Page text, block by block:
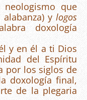
que
alabanza) y logos
doxología
y en él a ti Dios
del Espíritu
por los siglos de
doxología final,
de la plegaria